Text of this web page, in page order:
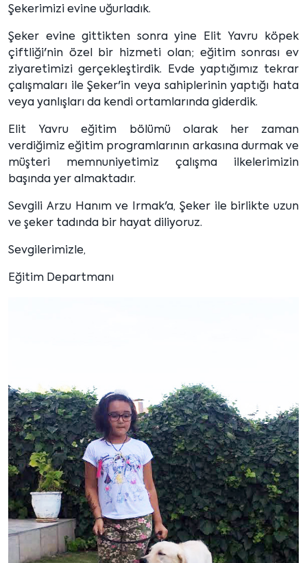
Şekerimizi evine uğurladık.
Şeker evine gittikten sonra yine Elit Yavru köpek
çiftliği'nin özel bir hizmeti olan; eğitim sonrası ev
ziyaretimizi gerçekleştirdik. Evde yaptığımız tekrar
çalışmaları ile Şeker'in veya sahiplerinin yaptığı hata
veya yanlışları da kendi ortamlarında giderdik.
Elit Yavru eğitim bölümü olarak her zaman
verdiğimiz eğitim programlarının arkasına durmak ve
müşteri memnuniyetimiz çalışma ilkelerimizin
başında yer almaktadır.
Sevgili Arzu Hanım ve Irmak'a, Şeker ile birlikte uzun
ve şeker tadında bir hayat diliyoruz.
Sevgilerimizle,
Eğitim Departmanı